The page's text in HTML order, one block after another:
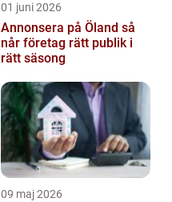
01 juni 2026
Annonsera på Öland så
når företag rätt publik i
rätt säsong
09 maj 2026